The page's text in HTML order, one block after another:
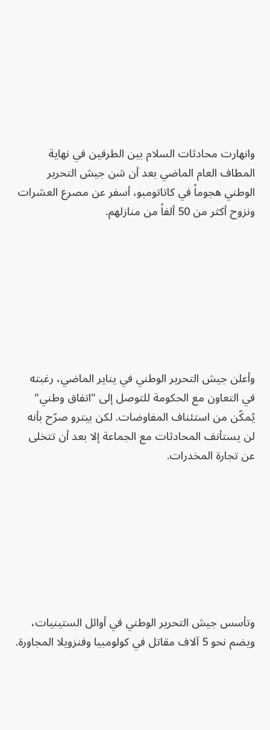
وانهارت محادثات السلام بين الطرفين في نهاية
المطاف العام الماضي بعد أن شن جيش التحرير
الوطني هجوماً في كاتاتومبو، أسفر عن مصرع العشرات
ونزوح أكثر من 50 ألفاً من منازلهم.
وأعلن جيش التحرير الوطني في يناير الماضي، رغبته
في التعاون مع الحكومة للتوصل إلى "اتفاق وطني"
يُمكّن من استئناف المفاوضات. لكن بيترو صرّح بأنه
لن يستأنف المحادثات مع الجماعة إلا بعد أن تتخلى
عن تجارة المخدرات.
وتأسس جيش التحرير الوطني في أوائل الستينيات،
ويضم نحو 5 آلاف مقاتل في كولومبيا وفنزويلا المجاورة.